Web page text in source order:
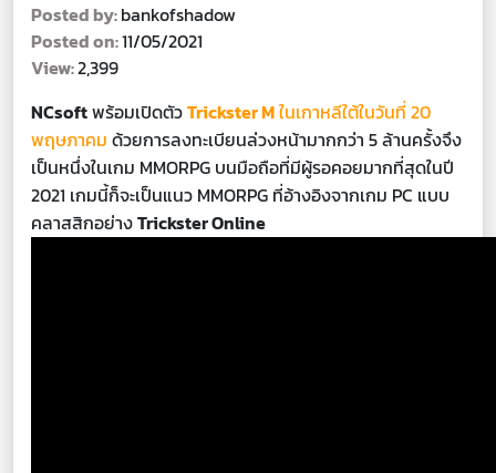
Posted by:bankofshadow
Posted on:11/05/2021
View:2,399
NCsoftพร้อมเปิดตัวTrickster Mในเกาหลีใต้ในวันที่ 20
พฤษภาคม ด้วยการลงทะเบียนล่วงหน้ามากกว่า 5 ล้านครั้งจึง
เป็นหนึ่งในเกม MMORPG บนมือถือที่มีผู้รอคอยมากที่สุดในปี
2021 เกมนี้ก็จะเป็นแนว MMORPG ที่อ้างอิงจากเกม PC แบบ
คลาสสิกอย่างTrickster Online